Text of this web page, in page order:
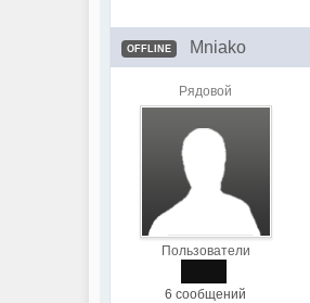
OFFLINE Mniako
Рядовой
Пользователи
6 сообщений